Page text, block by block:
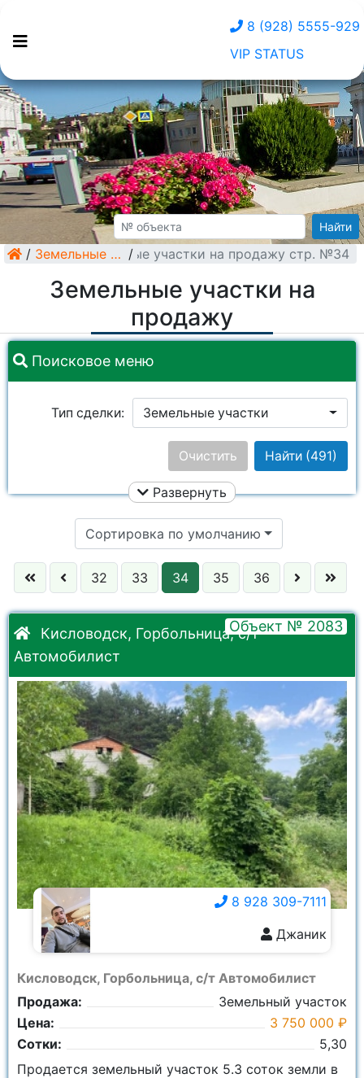
8 (928) 5555-929
VIP STATUS
Найти
/ Земельные участки /
Земельные участки на продажу стр. №34
Земельные участки на
продажу
Поисковое меню
Тип сделки: Земельные участки
Улица: Ничего не выбрано
Район: Ничего не выбрано
Город: Ничего не выбрано
Найти (491)
Очистить
Развернуть
Сортировка по умолчанию
32 33 34 35 36
Кисловодск, Горбольница, с/т
Автомобилист
Объект № 2083
Кисловодск, Горбольница, с/т Автомобилист
Продажа:
Земельный участок
Цена:
3 750 000 ₽
Сотки:
5,30
8 928 309-7111
Джаник
Продается земельный участок 5.3 соток земли в